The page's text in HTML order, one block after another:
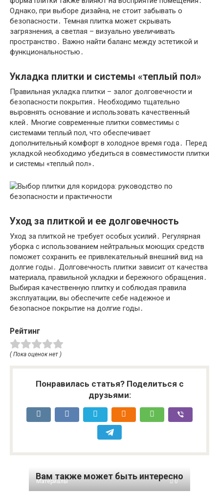
Однако, при выборе дизайна, не стоит забывать о
безопасности․ Темная плитка может скрывать
загрязнения, а светлая – визуально увеличивать
пространство․ Важно найти баланс между эстетикой и
функциональностью․
Укладка плитки и системы «теплый пол»
Правильная укладка плитки – залог долговечности и
безопасности покрытия․ Необходимо тщательно
выровнять основание и использовать качественный
клей․ Многие современные плитки совместимы с
системами теплый пол, что обеспечивает
дополнительный комфорт в холодное время года․ Перед
укладкой необходимо убедиться в совместимости плитки
и системы «теплый пол»․
Уход за плиткой и ее долговечность
Уход за плиткой не требует особых усилий․ Регулярная
уборка с использованием нейтральных моющих средств
поможет сохранить ее привлекательный внешний вид на
долгие годы․ Долговечность плитки зависит от качества
материала, правильной укладки и бережного обращения․
Выбирая качественную плитку и соблюдая правила
эксплуатации, вы обеспечите себе надежное и
безопасное покрытие на долгие годы․
Рейтинг
( Пока оценок нет )
Понравилась статья? Поделиться с
друзьями:
Вам также может быть интересно
Материалы 0